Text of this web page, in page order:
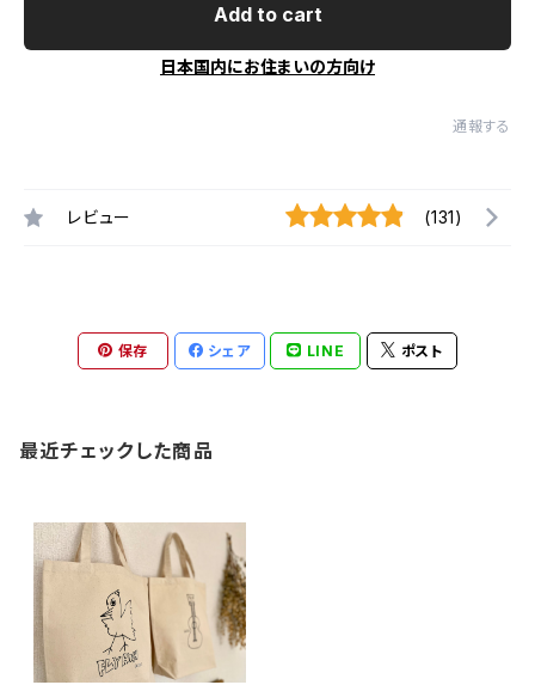
Add to cart
日本国内にお住まいの方向け
通報する
レビュー (131)
保存 シェア LINE ポスト
最近チェックした商品